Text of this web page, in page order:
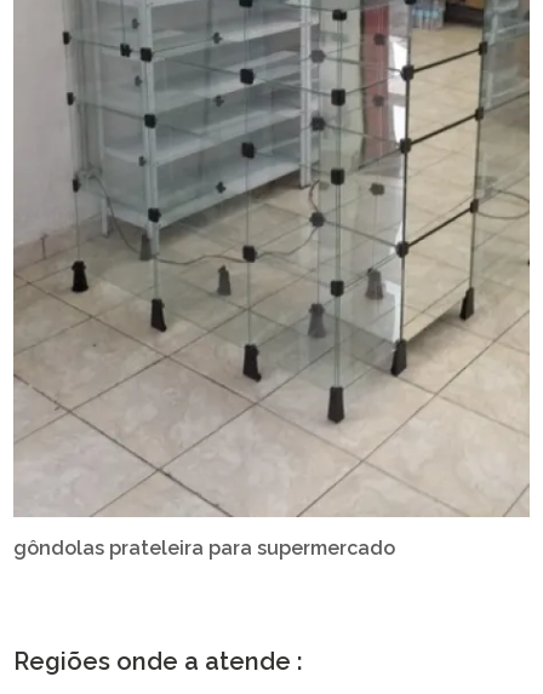
gôndolas prateleira para supermercado
Regiões onde a atende :